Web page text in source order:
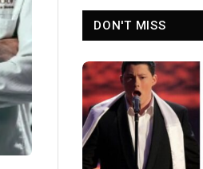
DON'T MISS